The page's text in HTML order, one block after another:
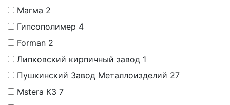
Магма 2
Гипсополимер 4
Forman 2
Липковский кирпичный завод 1
Пушкинский Завод Металлоизделий 27
Mstera КЗ 7